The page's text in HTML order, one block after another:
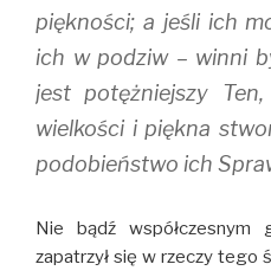
piękności; a jeśli ich
ich w podziw – winni
jest potężniejszy
wielkości i piękna
podobieństwo ich
Nie bądź współczesnym
zapatrzył się w rzeczy tego